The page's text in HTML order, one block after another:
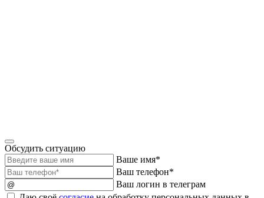
Обсудить ситуацию
Ваше имя*
Ваш телефон*
Ваш логин в телеграм